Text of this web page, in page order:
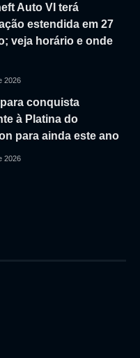
Auto VI terá
estendida em 27
veja horário e onde
2026
conquista
à Platina do
para ainda este ano
2026